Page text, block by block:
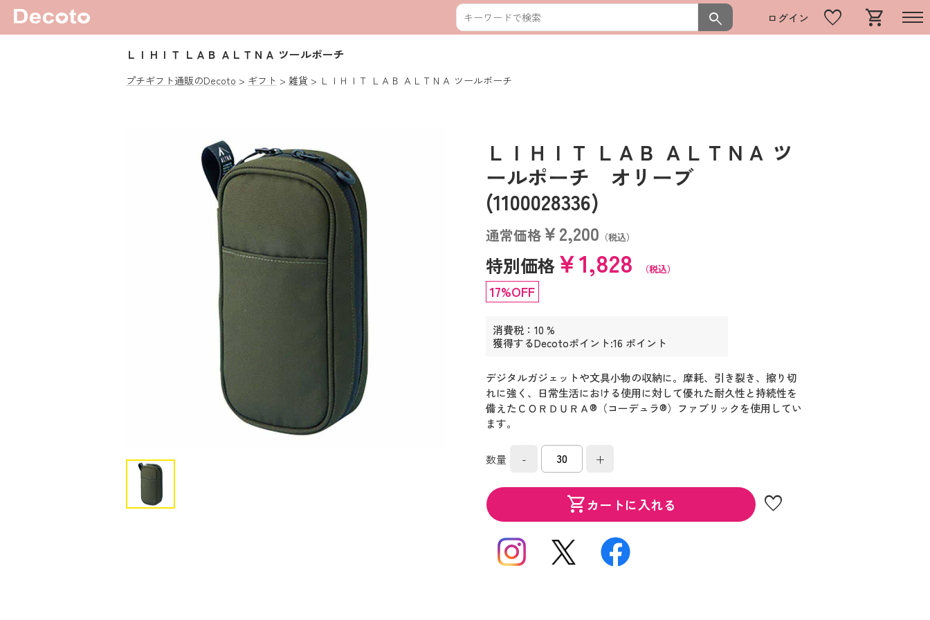
search ログイン favorite shopping_cart
ＬＩＨＩＴ ＬＡＢ ＡＬＴＮＡ ツールポーチ
プチギフト通販のDecoto ギフト 雑貨 ＬＩＨＩＴ ＬＡＢ ＡＬＴＮＡ ツールポーチ
ＬＩＨＩＴ ＬＡＢ ＡＬＴＮＡ ツ
ールポーチ オリーブ
(1100028336)
通常価格￥2,200 （税込）
特別価格￥1,828 （税込）
17%OFF
消費税：10 %
獲得するDecotoポイント:16 ポイント
デジタルガジェットや文具小物の収納に。摩耗、引き裂き、擦り切
れに強く、日常生活における使用に対して優れた耐久性と持続性を
備えたＣＯＲＤＵＲＡ®（コーデュラ®）ファブリックを使用してい
ます。
数量 - +
shopping_cartカートに入れる favorite